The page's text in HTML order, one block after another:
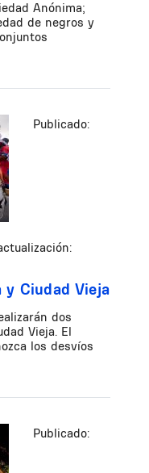
Anónima;
de negros y
Publicado:
y Ciudad Vieja
dos
Vieja. El
los desvíos
Publicado: